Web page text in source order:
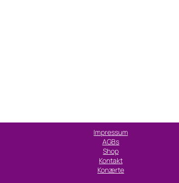
Impressum
AGBs
Shop
Kontakt
Konzerte